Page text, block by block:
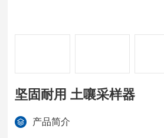
坚固耐用 土嚷采样器
产品简介